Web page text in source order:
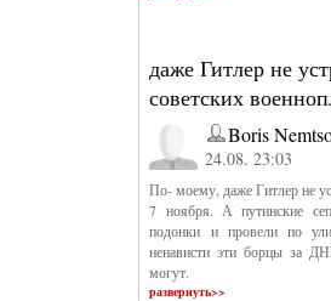
даже Гитлер не
советских
Boris
24.08. 23:03
По- моему, даже Гитлер не
7 ноября. А путинские
подонки и провели по
ненависти эти борцы за
могут.
развернуть>>